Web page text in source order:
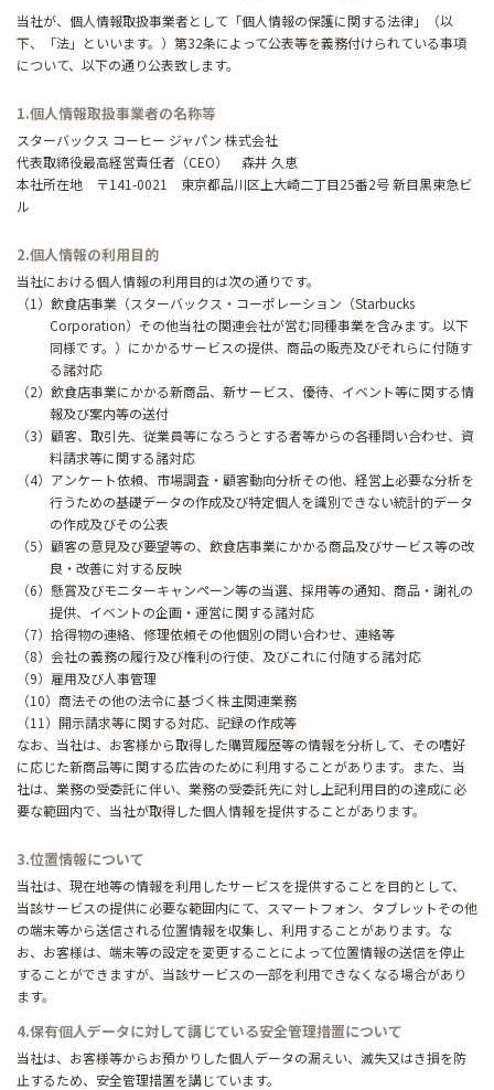
当社が、個人情報取扱事業者として「個人情報の保護に関する法律」（以
下、「法」といいます。）第32条によって公表等を義務付けられている事項
について、以下の通り公表致します。
1.個人情報取扱事業者の名称等
スターバックス コーヒー ジャパン 株式会社
代表取締役最高経営責任者（CEO） 森井 久恵
本社所在地 〒141-0021 東京都品川区上大崎二丁目25番2号 新目黒東急ビ
ル
2.個人情報の利用目的
当社における個人情報の利用目的は次の通りです。
（1）飲食店事業（スターバックス・コーポレーション（Starbucks
Corporation）その他当社の関連会社が営む同種事業を含みます。以下
同様です。）にかかるサービスの提供、商品の販売及びそれらに付随す
る諸対応
（2）飲食店事業にかかる新商品、新サービス、優待、イベント等に関する情
報及び案内等の送付
（3）顧客、取引先、従業員等になろうとする者等からの各種問い合わせ、資
料請求等に関する諸対応
（4）アンケート依頼、市場調査・顧客動向分析その他、経営上必要な分析を
行うための基礎データの作成及び特定個人を識別できない統計的データ
の作成及びその公表
（5）顧客の意見及び要望等の、飲食店事業にかかる商品及びサービス等の改
良・改善に対する反映
（6）懸賞及びモニターキャンペーン等の当選、採用等の通知、商品・謝礼の
提供、イベントの企画・運営に関する諸対応
（7）拾得物の連絡、修理依頼その他個別の問い合わせ、連絡等
（8）会社の義務の履行及び権利の行使、及びこれに付随する諸対応
（9）雇用及び人事管理
（10）商法その他の法令に基づく株主関連業務
（11）開示請求等に関する対応、記録の作成等
なお、当社は、お客様から取得した購買履歴等の情報を分析して、その嗜好
に応じた新商品等に関する広告のために利用することがあります。また、当
社は、業務の受委託に伴い、業務の受委託先に対し上記利用目的の達成に必
要な範囲内で、当社が取得した個人情報を提供することがあります。
3.位置情報について
当社は、現在地等の情報を利用したサービスを提供することを目的として、
当該サービスの提供に必要な範囲内にて、スマートフォン、タブレットその他
の端末等から送信される位置情報を収集し、利用することがあります。な
お、お客様は、端末等の設定を変更することによって位置情報の送信を停止
することができますが、当該サービスの一部を利用できなくなる場合があり
ます。
4.保有個人データに対して講じている安全管理措置について
当社は、お客様等からお預かりした個人データの漏えい、滅失又はき損を防
止するため、安全管理措置を講じています。